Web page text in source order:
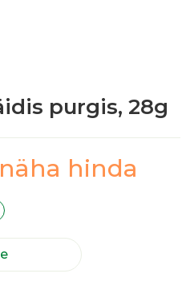
purgis, 28g
hinda